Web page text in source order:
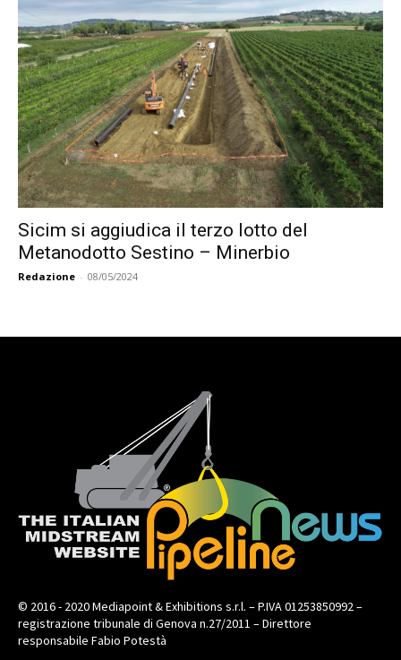
Sicim si aggiudica il terzo lotto del
Metanodotto Sestino – Minerbio
Redazione - 08/05/2024
© 2016 - 2020 Mediapoint & Exhibitions s.r.l. – P.IVA 01253850992 –
registrazione tribunale di Genova n.27/2011 – Direttore
responsabile Fabio Potestà